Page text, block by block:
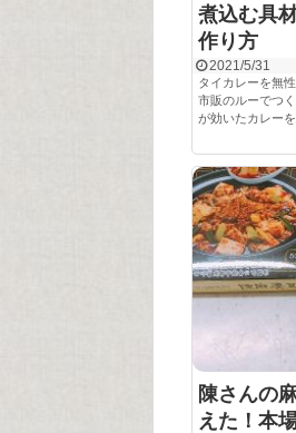
煮込む具
作り方
2021/5/31
タイカレーを無
市販のルーでつ
が効いたカレーを
陳さんの
えた！本